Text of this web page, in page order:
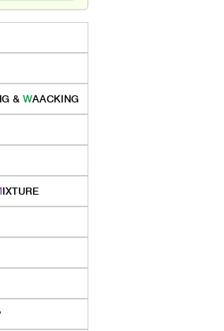
& WAACKING
IXTURE